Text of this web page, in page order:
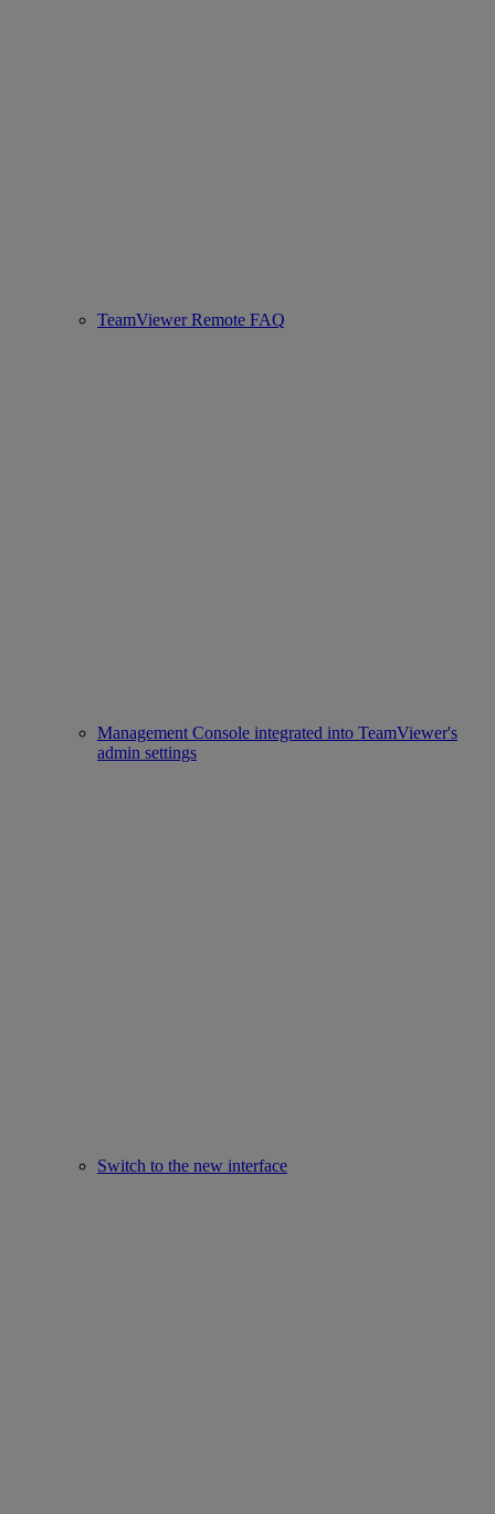
TeamViewer Remote FAQ
Management Console integrated into TeamViewer's
admin settings
Switch to the new interface